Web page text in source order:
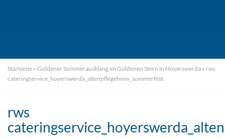
Startseite » Goldener Sommerausklang im Goldenen Stern in Hoyerswerda » rws
cateringservice_hoyerswerda_altenpflegeheim_sommerfest
rws